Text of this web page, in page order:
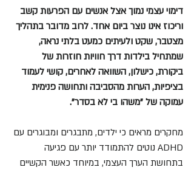
דימוי עצמי נמוך אצל אנשים עם הפרעות קשב
וריכוז אינו נוצר ביום אחד. לרוב מדובר בתהליך
מצטבר, שקט ולעיתים כמעט בלתי נראה,
שמתחיל בילדות דרך חוויות חוזרות של
ביקורת, כישלון, השוואה לאחרים, קושי לעמוד
בציפיות, הערות מהסביבה ותחושה פנימית
עמוקה של "משהו בי לא בסדר".
מחקרים מראים כי ילדים, מתבגרים ומבוגרים עם
ADHD נוטים להתמודד יותר עם פגיעה
בתחושת הערך העצמי, במיוחד כאשר הקשיים